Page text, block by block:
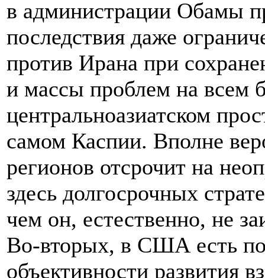
в администрации Обамы
последствия даже
против Ирана при
и массы проблем на всем
центральноазиатском
самом Каспии. Вполне
регионов отсрочит на
здесь долгосрочных
чем он, естественно, не
Во-вторых, в США есть
объективности развития